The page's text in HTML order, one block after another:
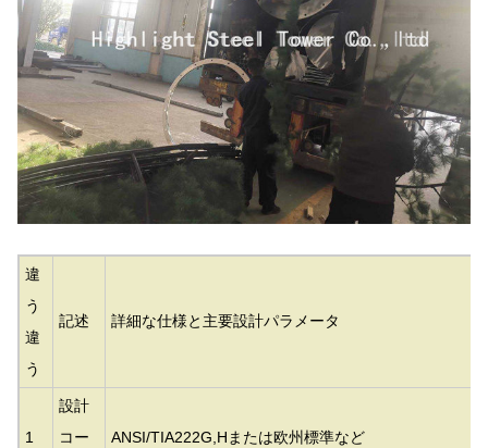
違
う
違
う
記述 詳細な仕様と主要設計パラメータ
1
設計
コー
ANSI/TIA222G,Hまたは欧州標準など